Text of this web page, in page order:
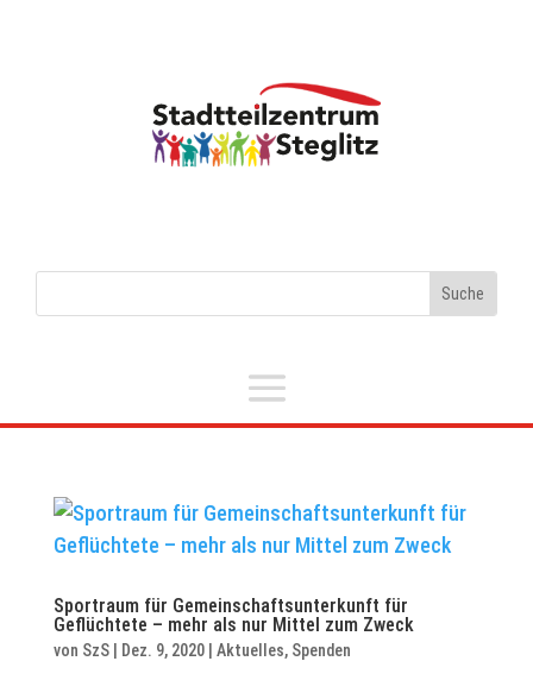
Sportraum für Gemeinschaftsunterkunft für
Geflüchtete – mehr als nur Mittel zum Zweck
von SzS| Dez. 9, 2020| Aktuelles, Spenden